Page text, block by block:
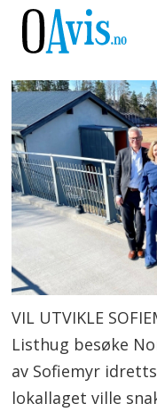
VIL UTVIKLE
Listhug besøke
av Sofiemyr
lokallaget ville